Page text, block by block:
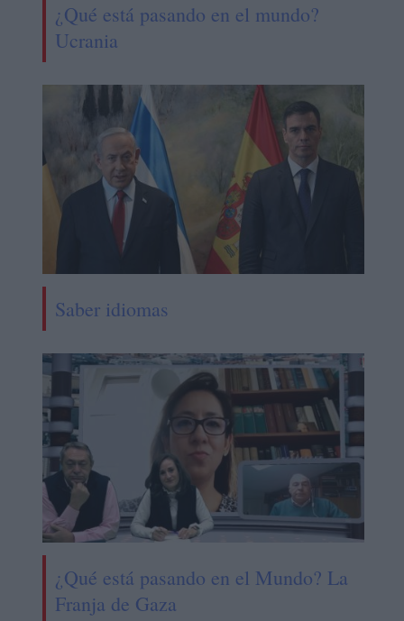
¿Qué está pasando en el mundo?
Ucrania
Saber idiomas
¿Qué está pasando en el Mundo? La
Franja de Gaza